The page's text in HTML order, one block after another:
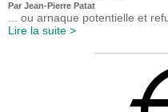
Par Jean-Pierre Patat
... ou arnaque potentielle et
Lire la suite >